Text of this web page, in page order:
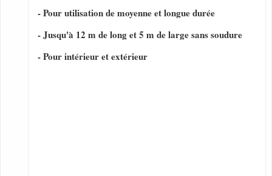
- Pour utilisation de moyenne et longue durée
- Jusqu'à 12 m de long et 5 m de large sans soudure
- Pour intérieur et extérieur